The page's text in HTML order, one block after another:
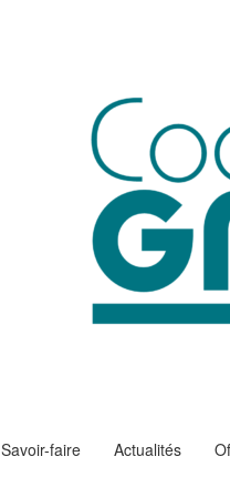
Savoir-faire Actualités